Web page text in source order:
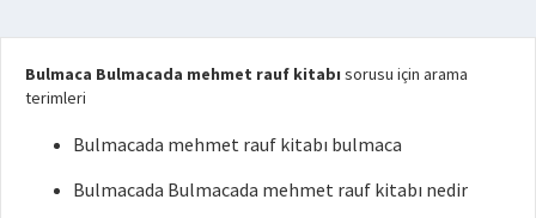
Bulmaca Bulmacada mehmet rauf kitabı sorusu için arama
terimleri
Bulmacada mehmet rauf kitabı bulmaca
Bulmacada Bulmacada mehmet rauf kitabı nedir